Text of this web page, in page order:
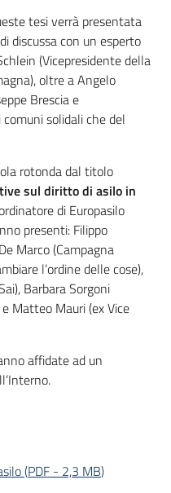
tesi verrà presentata
discussa con un esperto
(Vicepresidente della
oltre a Angelo
Brescia e
solidali che del
rotonda dal titolo
sul diritto di asilo in
di Europasilo
presenti: Filippo
Marco (Campagna
l’ordine delle cose),
Barbara Sorgoni
Matteo Mauri (ex Vice
affidate ad un
(PDF - 2,3 MB)